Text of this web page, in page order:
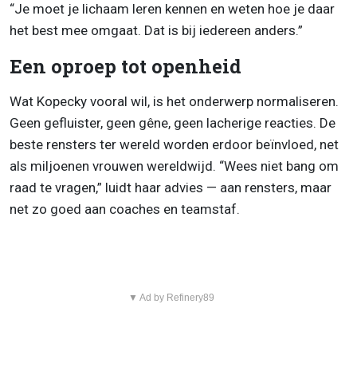
“Je moet je lichaam leren kennen en weten hoe je daar
het best mee omgaat. Dat is bij iedereen anders.”
Een oproep tot openheid
Wat Kopecky vooral wil, is het onderwerp normaliseren.
Geen gefluister, geen gêne, geen lacherige reacties. De
beste rensters ter wereld worden erdoor beïnvloed, net
als miljoenen vrouwen wereldwijd. “Wees niet bang om
raad te vragen,” luidt haar advies — aan rensters, maar
net zo goed aan coaches en teamstaf.
▼ Ad by Refinery89